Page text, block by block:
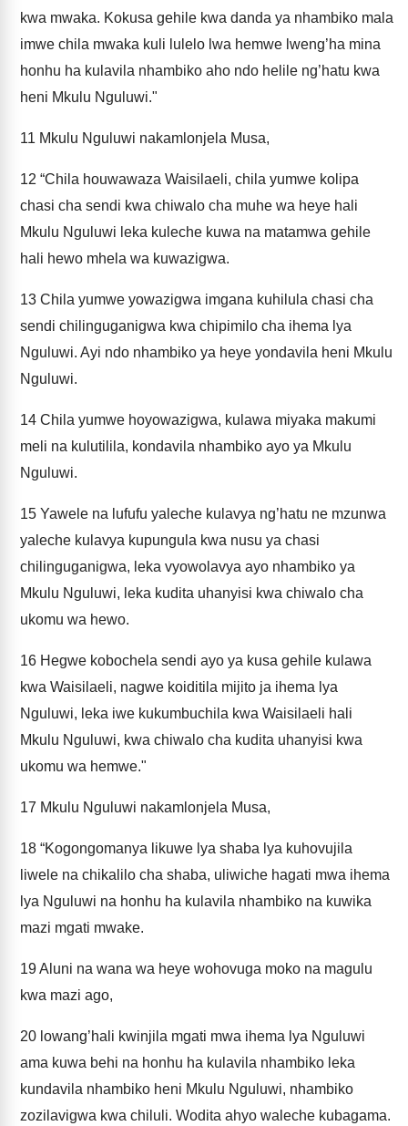
kwa mwaka. Kokusa gehile kwa danda ya nhambiko mala
imwe chila mwaka kuli lulelo lwa hemwe lweng’ha mina
honhu ha kulavila nhambiko aho ndo helile ng’hatu kwa
heni Mkulu Nguluwi."
11 Mkulu Nguluwi nakamlonjela Musa,
12 “Chila houwawaza Waisilaeli, chila yumwe kolipa
chasi cha sendi kwa chiwalo cha muhe wa heye hali
Mkulu Nguluwi leka kuleche kuwa na matamwa gehile
hali hewo mhela wa kuwazigwa.
13 Chila yumwe yowazigwa imgana kuhilula chasi cha
sendi chilinguganigwa kwa chipimilo cha ihema lya
Nguluwi. Ayi ndo nhambiko ya heye yondavila heni Mkulu
Nguluwi.
14 Chila yumwe hoyowazigwa, kulawa miyaka makumi
meli na kulutilila, kondavila nhambiko ayo ya Mkulu
Nguluwi.
15 Yawele na lufufu yaleche kulavya ng’hatu ne mzunwa
yaleche kulavya kupungula kwa nusu ya chasi
chilinguganigwa, leka vyowolavya ayo nhambiko ya
Mkulu Nguluwi, leka kudita uhanyisi kwa chiwalo cha
ukomu wa hewo.
16 Hegwe kobochela sendi ayo ya kusa gehile kulawa
kwa Waisilaeli, nagwe koiditila mijito ja ihema lya
Nguluwi, leka iwe kukumbuchila kwa Waisilaeli hali
Mkulu Nguluwi, kwa chiwalo cha kudita uhanyisi kwa
ukomu wa hemwe."
17 Mkulu Nguluwi nakamlonjela Musa,
18 “Kogongomanya likuwe lya shaba lya kuhovujila
liwele na chikalilo cha shaba, uliwiche hagati mwa ihema
lya Nguluwi na honhu ha kulavila nhambiko na kuwika
mazi mgati mwake.
19Aluni na wana wa heye wohovuga moko na magulu
kwa mazi ago,
20 lowang’hali kwinjila mgati mwa ihema lya Nguluwi
ama kuwa behi na honhu ha kulavila nhambiko leka
kundavila nhambiko heni Mkulu Nguluwi, nhambiko
zozilavigwa kwa chiluli. Wodita ahyo waleche kubagama.